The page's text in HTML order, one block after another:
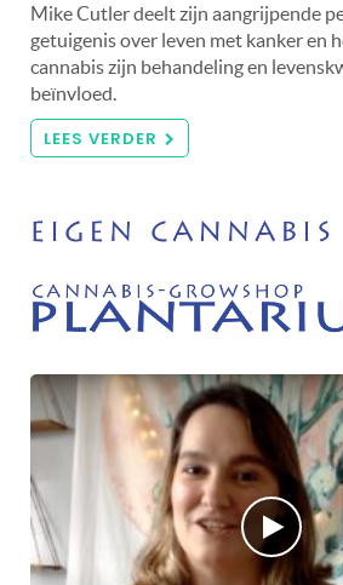
Mike Cutler deelt zijn aangrijpende
getuigenis over leven met kanker en
cannabis zijn behandeling en
beïnvloed.
LEES VERDER